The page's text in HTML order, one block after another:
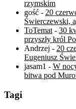
rzymskim
gość - 20
Świerczewski,
ToTemat - 30
przyszły król
Andrzej - 20
Eugeniusz
jasam1 - W
bitwa pod
Tagi